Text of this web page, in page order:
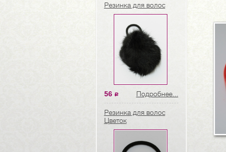
Резинка для волос
56 a Подробнее...
Резинка для волос
Цветок